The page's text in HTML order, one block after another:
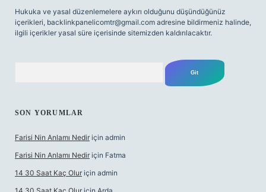
Hukuka ve yasal düzenlemelere aykırı olduğunu düşündüğünüz
içerikleri, backlinkpanelicomtr@gmail.com adresine bildirmeniz halinde,
ilgili içerikler yasal süre içerisinde sitemizden kaldırılacaktır.
SON YORUMLAR
Farisi Nin Anlamı Nedir için admin
Farisi Nin Anlamı Nedir için Fatma
14 30 Saat Kaç Olur için admin